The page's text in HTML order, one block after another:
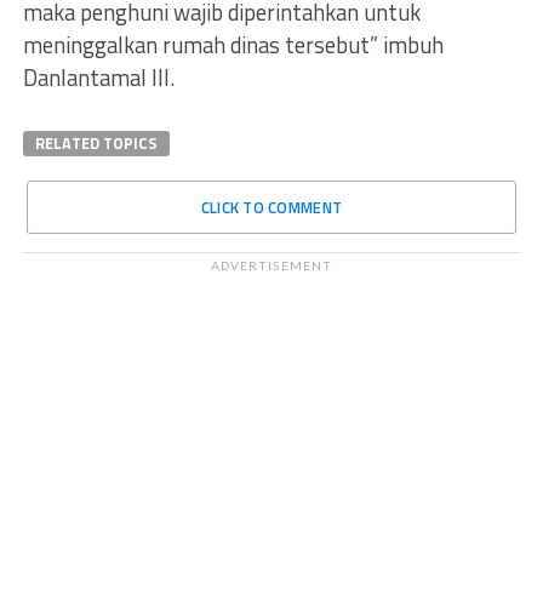
maka penghuni wajib diperintahkan untuk
meninggalkan rumah dinas tersebut” imbuh
Danlantamal III.
RELATED TOPICS
CLICK TO COMMENT
ADVERTISEMENT